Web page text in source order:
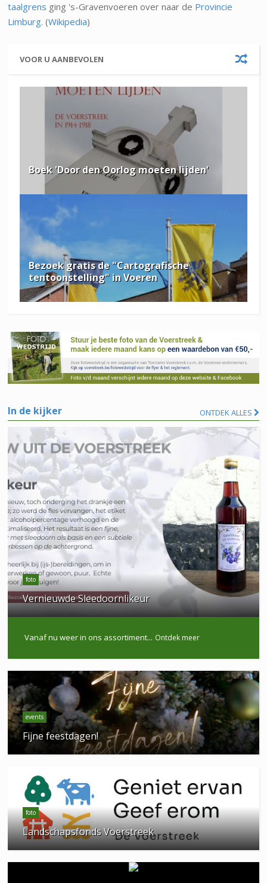
taalgrens ging 's-Gravenvoeren over naar de Provincie
Limburg. (Wikipedia)
VOOR U AANBEVOLEN
Boek 'Door den Oorlog moeten lijden'
Bezoek gratis de "Cartografische
tentoonstelling" in Voeren
In de kijker ONTDEK ALLES
foto
Vernieuwde Sleedoornlikeur
Vanaf nu weer in ons assortiment... Ontdek meer
events
Fijne feestdagen!
foto
Landschapsfonds Voerstreek